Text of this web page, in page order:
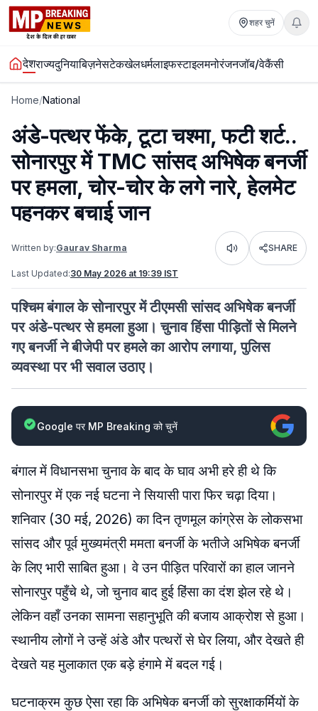
शहर चुनें
देशराज्यदुनियाबिज़नेसटेकखेलधर्मलाइफस्टाइलमनोरंजनजॉब/वेकैंसी
Home/National
अंडे-पत्थर फेंके, टूटा चश्मा, फटी शर्ट..
सोनारपुर में TMC सांसद अभिषेक बनर्जी
पर हमला, चोर-चोर के लगे नारे, हेलमेट
पहनकर बचाई जान
Written by:Gaurav Sharma Listen SHARE
Last Updated:30 May 2026 at 19:39 IST
पश्चिम बंगाल के सोनारपुर में टीएमसी सांसद अभिषेक बनर्जी
पर अंडे-पत्थर से हमला हुआ। चुनाव हिंसा पीड़ितों से मिलने
गए बनर्जी ने बीजेपी पर हमले का आरोप लगाया, पुलिस
व्यवस्था पर भी सवाल उठाए।
Google पर MP Breaking को चुनें
बंगाल में विधानसभा चुनाव के बाद के घाव अभी हरे ही थे कि
सोनारपुर में एक नई घटना ने सियासी पारा फिर चढ़ा दिया।
शनिवार (30 मई, 2026) का दिन तृणमूल कांग्रेस के लोकसभा
सांसद और पूर्व मुख्यमंत्री ममता बनर्जी के भतीजे अभिषेक बनर्जी
के लिए भारी साबित हुआ। वे उन पीड़ित परिवारों का हाल जानने
सोनारपुर पहुँचे थे, जो चुनाव बाद हुई हिंसा का दंश झेल रहे थे।
लेकिन वहाँ उनका सामना सहानुभूति की बजाय आक्रोश से हुआ।
स्थानीय लोगों ने उन्हें अंडे और पत्थरों से घेर लिया, और देखते ही
देखते यह मुलाकात एक बड़े हंगामे में बदल गई।
घटनाक्रम कुछ ऐसा रहा कि अभिषेक बनर्जी को सुरक्षाकर्मियों के